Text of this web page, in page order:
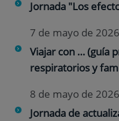
Jornada "Los
7 de mayo de 2026
Viajar con … (guía
respiratorios y
8 de mayo de 2026
Jornada de